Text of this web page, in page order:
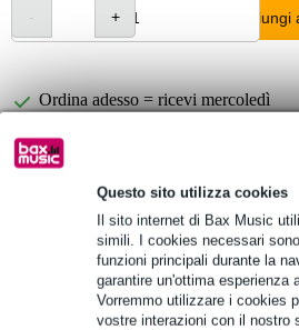
Questo sito utilizza cookies
Il sito internet di Bax Music
simili. I cookies necessari
funzioni principali durante la
garantire un'ottima esperienza
Vorremmo utilizzare i cookies
vostre interazioni con il nostro
Ordina adesso = ricevi mercoledì
Oltre 48.000 articoli disponibili
1.250 marchi leader
Informazioni sul prodotto
cavo per strumenti di lunga durata
adatto per chitarra e tastiera